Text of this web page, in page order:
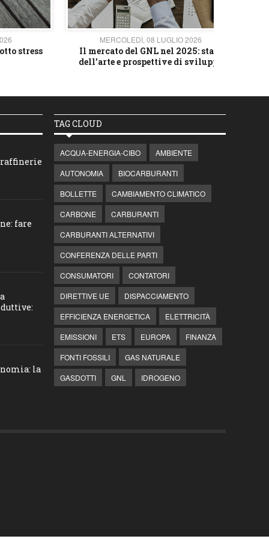
stress
MERCOLEDÌ, 08 LUGLIO 2026
Il mercato del GNL nel 2025: stato
dell’arte e prospettive di sviluppo
raffinerie
fare
la
TAG CLOUD
ACQUA-ENERGIA-CIBO
AMBIENTE
AUTONOMIA
BIOCARBURANTI
BOLLETTE
CAMBIAMENTO CLIMATICO
CARBONE
CARBURANTI
CARBURANTI ALTERNATIVI
CONFERENZA DELLE PARTI
CONSUMATORI
CONTATORI
DIRETTIVE UE
DISPACCIAMENTO
EFFICIENZA ENERGETICA
ELETTRICITÀ
EMISSIONI
ETS EUROPA
FINANZA
FONTI FOSSILI
GAS NATURALE
GASDOTTI
GNL IDROGENO